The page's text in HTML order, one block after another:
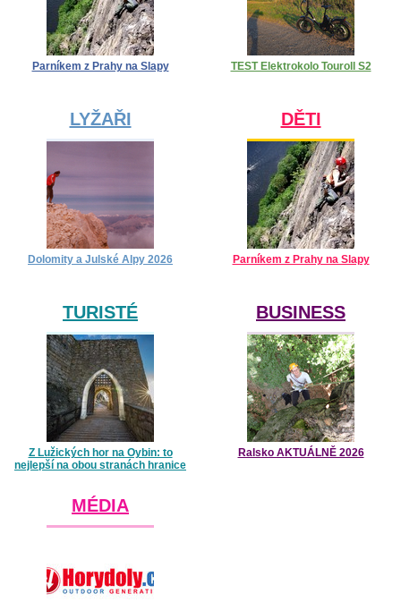
Parníkem z Prahy na Slapy TEST Elektrokolo Touroll S2
LYŽAŘI
Dolomity a Julské Alpy 2026
DĚTI
Parníkem z Prahy na Slapy
TURISTÉ
Z Lužických hor na Oybin: to
nejlepší na obou stranách hranice
BUSINESS
Ralsko AKTUÁLNĚ 2026
MÉDIA